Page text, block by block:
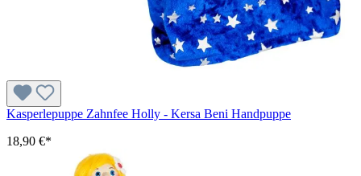
Kasperlepuppe Zahnfee Holly - Kersa Beni Handpuppe
18,90 €*